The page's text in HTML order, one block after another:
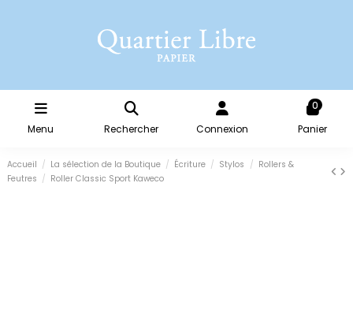
Menu Rechercher Connexion
0
Panier
Accueil La sélection de la Boutique Écriture Stylos
Rollers &
Feutres
Roller Classic Sport Kaweco